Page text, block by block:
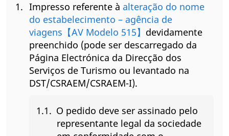
Impresso referente à alteração do nome
do estabelecimento – agência de
viagens【AV Modelo 515】 devidamente
preenchido (pode ser descarregado da
Página Electrónica da Direcção dos
Serviços de Turismo ou levantado na
DST/CSRAEM/CSRAEM-I).
O pedido deve ser assinado pelo
representante legal da sociedade